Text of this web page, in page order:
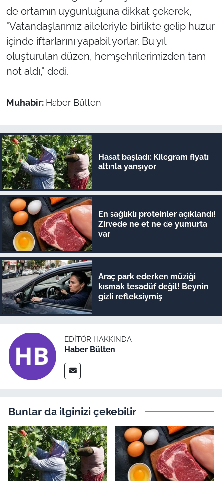
de ortamın uygunluğuna dikkat çekerek,
"Vatandaşlarımız aileleriyle birlikte gelip huzur
içinde iftarlarını yapabiliyorlar. Bu yıl
oluşturulan düzen, hemşehrilerimizden tam
not aldı," dedi.
Muhabir: Haber Bülten
Hasat başladı: Kilogram fiyatı
altınla yarışıyor
En sağlıklı proteinler açıklandı!
Zirvede ne et ne de yumurta
var
Araç park ederken müziği
kısmak tesadüf değil! Beynin
gizli refleksiymiş
EDITÖR HAKKINDA
Haber Bülten
Bunlar da ilginizi çekebilir